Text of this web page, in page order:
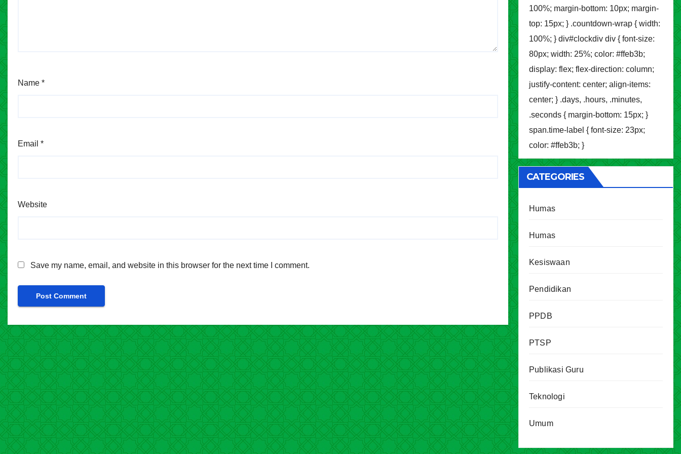
Name *
Email *
Website
Save my name, email, and website in this browser for the next time I comment.
100%; margin-bottom: 10px; margin-
top: 15px; } .countdown-wrap { width:
100%; } div#clockdiv div { font-size:
80px; width: 25%; color: #ffeb3b;
display: flex; flex-direction: column;
justify-content: center; align-items:
center; } .days, .hours, .minutes,
.seconds { margin-bottom: 15px; }
span.time-label { font-size: 23px;
color: #ffeb3b; }
CATEGORIES
Humas
Humas
Kesiswaan
Pendidikan
PPDB
PTSP
Publikasi Guru
Teknologi
Umum